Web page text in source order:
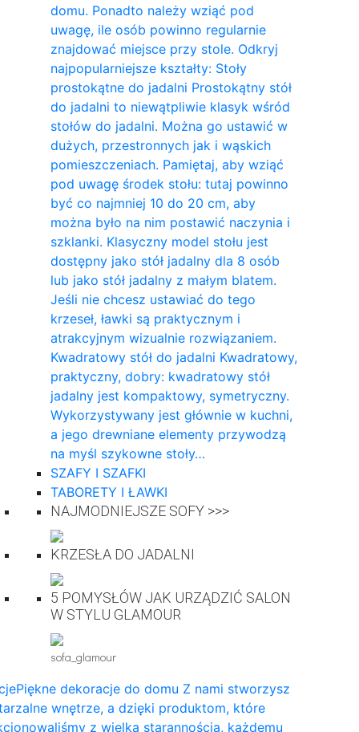
domu. Ponadto należy wziąć pod
uwagę, ile osób powinno regularnie
znajdować miejsce przy stole. Odkryj
najpopularniejsze kształty: Stoły
prostokątne do jadalni Prostokątny stół
do jadalni to niewątpliwie klasyk wśród
stołów do jadalni. Można go ustawić w
dużych, przestronnych jak i wąskich
pomieszczeniach. Pamiętaj, aby wziąć
pod uwagę środek stołu: tutaj powinno
być co najmniej 10 do 20 cm, aby
można było na nim postawić naczynia i
szklanki. Klasyczny model stołu jest
dostępny jako stół jadalny dla 8 osób
lub jako stół jadalny z małym blatem.
Jeśli nie chcesz ustawiać do tego
krzeseł, ławki są praktycznym i
atrakcyjnym wizualnie rozwiązaniem.
Kwadratowy stół do ​​jadalni Kwadratowy,
praktyczny, dobry: kwadratowy stół
jadalny jest kompaktowy, symetryczny.
Wykorzystywany jest głównie w kuchni,
a jego drewniane elementy przywodzą
na myśl szykowne stoły…
SZAFY I SZAFKI
TABORETY I ŁAWKI
NAJMODNIEJSZE SOFY >>>
KRZESŁA DO JADALNI
5 POMYSŁÓW JAK URZĄDZIĆ SALON
W STYLU GLAMOUR
sofa_glamour
Piękne dekoracje do domu Z nami stworzysz
wnętrze, a dzięki produktom, które
z wielką starannością, każdemu